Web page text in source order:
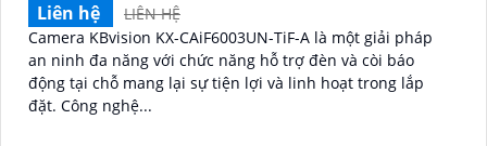
Liên hệ
LIÊN HỆ
Camera KBvision KX-CAiF6003UN-TiF-A là một giải pháp
an ninh đa năng với chức năng hỗ trợ đèn và còi báo
động tại chỗ mang lại sự tiện lợi và linh hoạt trong lắp
đặt. Công nghệ...